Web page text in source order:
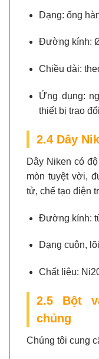
Dạng: ống
Đường kính:
Chiều dài:
Ứng dụng:
thiết bị trao
2.4 Dây
Dây Niken có
mòn tuyệt vời,
tử, chế tạo điện
Đường kính:
Dạng cuộn,
Chất liệu:
2.5 Bột
chủng
Chúng tôi cung